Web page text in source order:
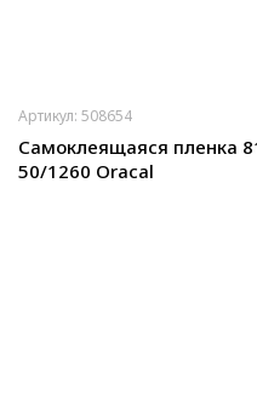
Артикул: 508654
Самоклеящаяся пленка
50/1260 Oracal